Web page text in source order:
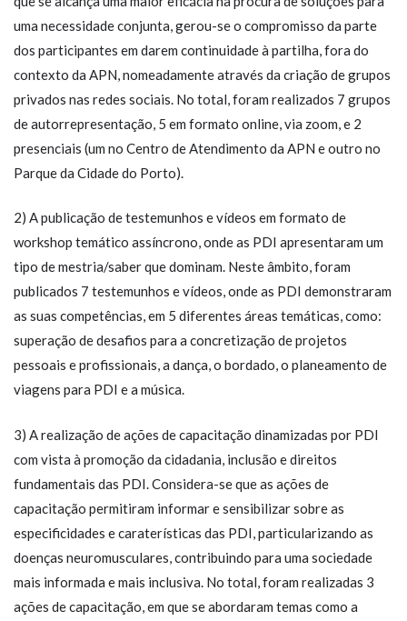
uma necessidade conjunta, gerou-se o compromisso da parte
dos participantes em darem continuidade à partilha, fora do
contexto da APN, nomeadamente através da criação de grupos
privados nas redes sociais. No total, foram realizados 7 grupos
de autorrepresentação, 5 em formato online, via zoom, e 2
presenciais (um no Centro de Atendimento da APN e outro no
Parque da Cidade do Porto).
2) A publicação de testemunhos e vídeos em formato de
workshop temático assíncrono, onde as PDI apresentaram um
tipo de mestria/saber que dominam. Neste âmbito, foram
publicados 7 testemunhos e vídeos, onde as PDI demonstraram
as suas competências, em 5 diferentes áreas temáticas, como:
superação de desafios para a concretização de projetos
pessoais e profissionais, a dança, o bordado, o planeamento de
viagens para PDI e a música.
3) A realização de ações de capacitação dinamizadas por PDI
com vista à promoção da cidadania, inclusão e direitos
fundamentais das PDI. Considera-se que as ações de
capacitação permitiram informar e sensibilizar sobre as
especificidades e caraterísticas das PDI, particularizando as
doenças neuromusculares, contribuindo para uma sociedade
mais informada e mais inclusiva. No total, foram realizadas 3
ações de capacitação, em que se abordaram temas como a